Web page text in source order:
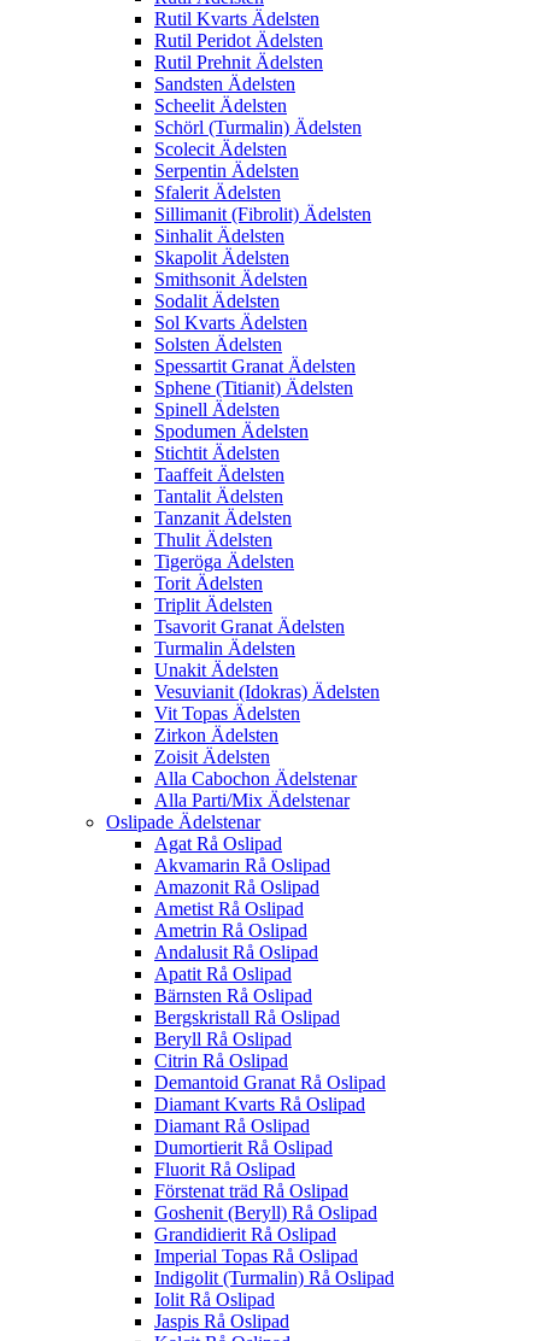
Rutil Kvarts Ädelsten
Rutil Peridot Ädelsten
Rutil Prehnit Ädelsten
Sandsten Ädelsten
Scheelit Ädelsten
Schörl (Turmalin) Ädelsten
Scolecit Ädelsten
Serpentin Ädelsten
Sfalerit Ädelsten
Sillimanit (Fibrolit) Ädelsten
Sinhalit Ädelsten
Skapolit Ädelsten
Smithsonit Ädelsten
Sodalit Ädelsten
Sol Kvarts Ädelsten
Solsten Ädelsten
Spessartit Granat Ädelsten
Sphene (Titianit) Ädelsten
Spinell Ädelsten
Spodumen Ädelsten
Stichtit Ädelsten
Taaffeit Ädelsten
Tantalit Ädelsten
Tanzanit Ädelsten
Thulit Ädelsten
Tigeröga Ädelsten
Torit Ädelsten
Triplit Ädelsten
Tsavorit Granat Ädelsten
Turmalin Ädelsten
Unakit Ädelsten
Vesuvianit (Idokras) Ädelsten
Vit Topas Ädelsten
Zirkon Ädelsten
Zoisit Ädelsten
Alla Cabochon Ädelstenar
Alla Parti/Mix Ädelstenar
Oslipade Ädelstenar
Agat Rå Oslipad
Akvamarin Rå Oslipad
Amazonit Rå Oslipad
Ametist Rå Oslipad
Ametrin Rå Oslipad
Andalusit Rå Oslipad
Apatit Rå Oslipad
Bärnsten Rå Oslipad
Bergskristall Rå Oslipad
Beryll Rå Oslipad
Citrin Rå Oslipad
Demantoid Granat Rå Oslipad
Diamant Kvarts Rå Oslipad
Diamant Rå Oslipad
Dumortierit Rå Oslipad
Fluorit Rå Oslipad
Förstenat träd Rå Oslipad
Goshenit (Beryll) Rå Oslipad
Grandidierit Rå Oslipad
Imperial Topas Rå Oslipad
Indigolit (Turmalin) Rå Oslipad
Iolit Rå Oslipad
Jaspis Rå Oslipad